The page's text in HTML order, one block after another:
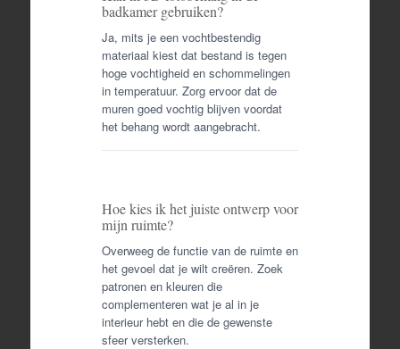
badkamer gebruiken?
Ja, mits je een vochtbestendig
materiaal kiest dat bestand is tegen
hoge vochtigheid en schommelingen
in temperatuur. Zorg ervoor dat de
muren goed vochtig blijven voordat
het behang wordt aangebracht.
Hoe kies ik het juiste ontwerp voor
mijn ruimte?
Overweeg de functie van de ruimte en
het gevoel dat je wilt creëren. Zoek
patronen en kleuren die
complementeren wat je al in je
interieur hebt en die de gewenste
sfeer versterken.